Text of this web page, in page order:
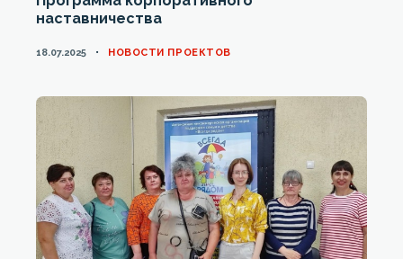
наставничества
18.07.2025 CATEGORIES
НОВОСТИ ПРОЕКТОВ